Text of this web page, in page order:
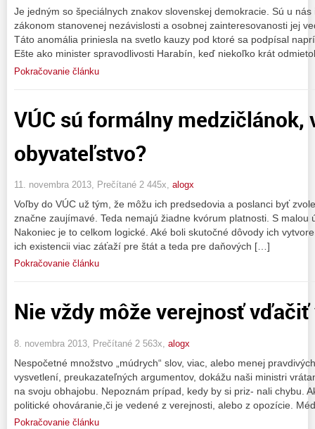
Je jedným so špeciálnych znakov slovenskej demokracie. Sú u
zákonom stanovenej nezávislosti a osobnej zainteresovanosti jej
Táto anomália priniesla na svetlo kauzy pod ktoré sa podpísal
Ešte ako minister spravodlivosti Harabín, keď niekoľko krát
Pokračovanie článku
VÚC sú formálny medzičlánok,
obyvateľstvo?
11. novembra 2013, Prečítané 2 445x, alogx
Voľby do VÚC už tým, že môžu ich predsedovia a poslanci byť
značne zaujímavé. Teda nemajú žiadne kvórum platnosti. S malou
Nakoniec je to celkom logické. Aké boli skutočné dôvody ich
ich existencii viac záťaží pre štát a teda pre daňových […]
Pokračovanie článku
Nie vždy môže verejnosť vďačiť
8. novembra 2013, Prečítané 2 563x, alogx
Nespočetné množstvo „múdrych“ slov, viac, alebo menej
vysvetlení, preukazateľných argumentov, dokážu naši ministri
na svoju obhajobu. Nepoznám prípad, kedy by si priz- nali chybu.
politické ohováranie,či je vedené z verejnosti, alebo z opozície.
Pokračovanie článku